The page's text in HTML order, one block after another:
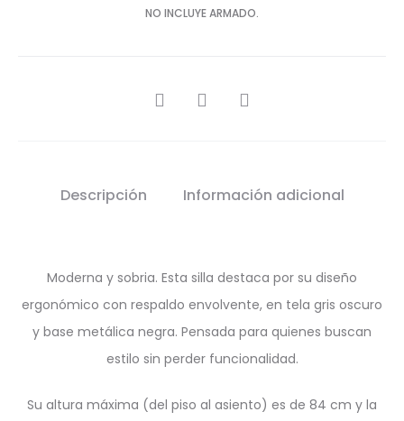
NO INCLUYE ARMADO.
SHARE
Descripción Información adicional
Moderna y sobria. Esta silla destaca por su diseño
ergonómico con respaldo envolvente, en tela gris oscuro
y base metálica negra. Pensada para quienes buscan
estilo sin perder funcionalidad.
Su altura máxima (del piso al asiento) es de 84 cm y la